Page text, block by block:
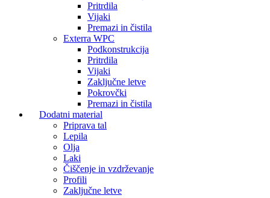
Pritrdila
Vijaki
Premazi in čistila
Exterra WPC
Podkonstrukcija
Pritrdila
Vijaki
Zaključne letve
Pokrovčki
Premazi in čistila
Dodatni material
Priprava tal
Lepila
Olja
Laki
Čiščenje in vzdrževanje
Profili
Zaključne letve